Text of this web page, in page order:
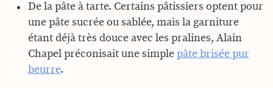
De la pâte à tarte. Certains pâtissiers optent pour
une pâte sucrée ou sablée, mais la garniture
étant déjà très douce avec les pralines, Alain
Chapel préconisait une simple pâte brisée pur
beurre.